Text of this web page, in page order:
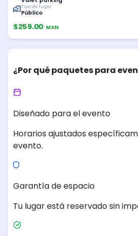
Tipo de lugar
Público
$259.00 MXN
¿Por qué paquetes para
Diseñado para el evento
Horarios ajustados
evento.
Garantía de espacio
Tu lugar está reservado sin